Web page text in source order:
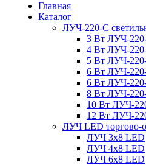
Главная
Каталог
ЛУЧ-220-С
3 Вт ЛУЧ-
4 Вт ЛУЧ-
5 Вт ЛУЧ-
6 Вт ЛУЧ-
6 Вт ЛУЧ-
8 Вт ЛУЧ-
10 Вт ЛУЧ-
12 Вт ЛУЧ-
ЛУЧ LED торгово-
ЛУЧ 3х8 LED
ЛУЧ 4х8 LED
ЛУЧ 6х8 LED